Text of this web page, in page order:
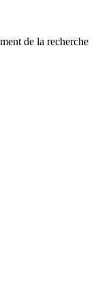
de la recherche